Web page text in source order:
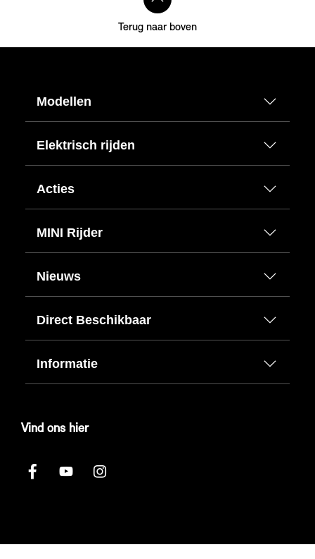
Terug naar boven
Modellen
Elektrisch rijden
Acties
MINI Rijder
Nieuws
Direct Beschikbaar
Informatie
Vind ons hier